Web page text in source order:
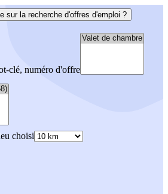
sur la recherche d'offres d'emploi ?
clé, numéro d'offre
choisi